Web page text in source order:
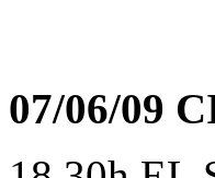
07/06/09